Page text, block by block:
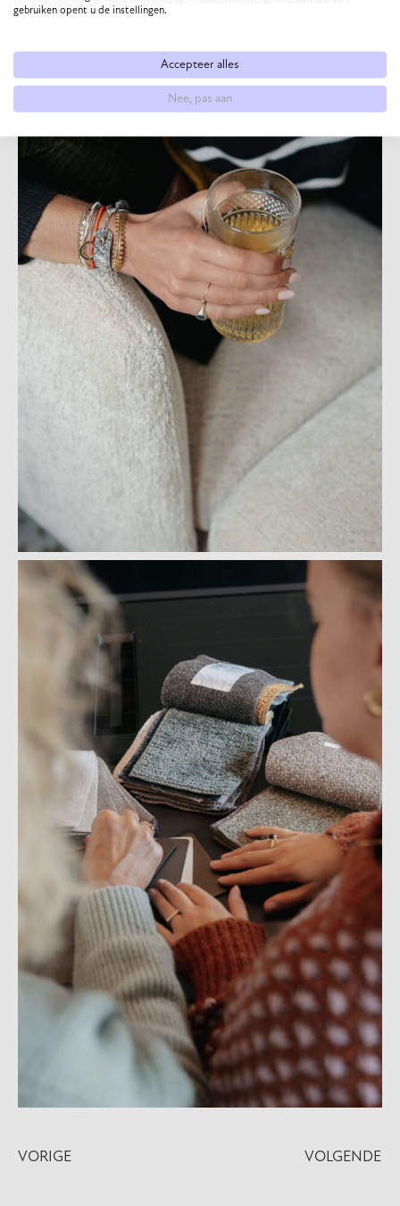
VORIGE VOLGENDE
gebruiken opent u de instellingen.
Accepteer alles
Nee, pas aan